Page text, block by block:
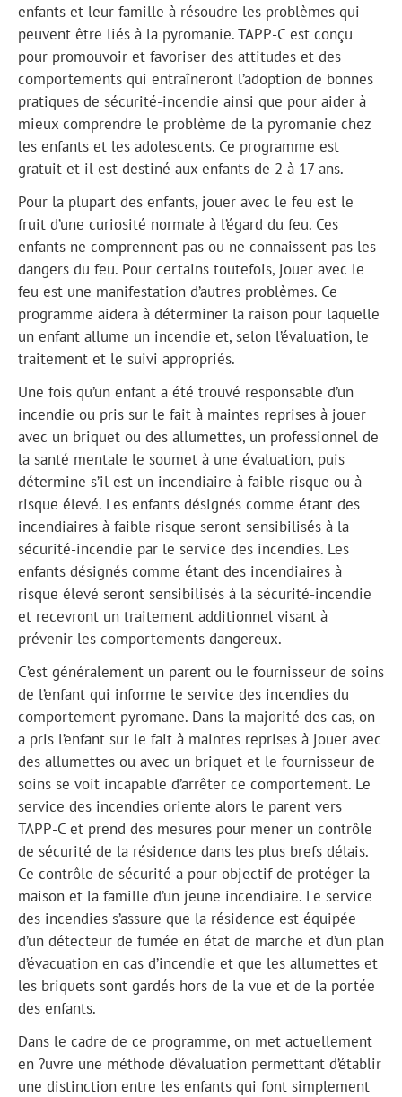
enfants et leur famille à résoudre les problèmes qui
peuvent être liés à la pyromanie. TAPP-C est conçu
pour promouvoir et favoriser des attitudes et des
comportements qui entraîneront l’adoption de bonnes
pratiques de sécurité-incendie ainsi que pour aider à
mieux comprendre le problème de la pyromanie chez
les enfants et les adolescents. Ce programme est
gratuit et il est destiné aux enfants de 2 à 17 ans.
Pour la plupart des enfants, jouer avec le feu est le
fruit d’une curiosité normale à l’égard du feu. Ces
enfants ne comprennent pas ou ne connaissent pas les
dangers du feu. Pour certains toutefois, jouer avec le
feu est une manifestation d’autres problèmes. Ce
programme aidera à déterminer la raison pour laquelle
un enfant allume un incendie et, selon l’évaluation, le
traitement et le suivi appropriés.
Une fois qu’un enfant a été trouvé responsable d’un
incendie ou pris sur le fait à maintes reprises à jouer
avec un briquet ou des allumettes, un professionnel de
la santé mentale le soumet à une évaluation, puis
détermine s’il est un incendiaire à faible risque ou à
risque élevé. Les enfants désignés comme étant des
incendiaires à faible risque seront sensibilisés à la
sécurité-incendie par le service des incendies. Les
enfants désignés comme étant des incendiaires à
risque élevé seront sensibilisés à la sécurité-incendie
et recevront un traitement additionnel visant à
prévenir les comportements dangereux.
C’est généralement un parent ou le fournisseur de soins
de l’enfant qui informe le service des incendies du
comportement pyromane. Dans la majorité des cas, on
a pris l’enfant sur le fait à maintes reprises à jouer avec
des allumettes ou avec un briquet et le fournisseur de
soins se voit incapable d’arrêter ce comportement. Le
service des incendies oriente alors le parent vers
TAPP-C et prend des mesures pour mener un contrôle
de sécurité de la résidence dans les plus brefs délais.
Ce contrôle de sécurité a pour objectif de protéger la
maison et la famille d’un jeune incendiaire. Le service
des incendies s’assure que la résidence est équipée
d’un détecteur de fumée en état de marche et d’un plan
d’évacuation en cas d’incendie et que les allumettes et
les briquets sont gardés hors de la vue et de la portée
des enfants.
Dans le cadre de ce programme, on met actuellement
en ?uvre une méthode d’évaluation permettant d’établir
une distinction entre les enfants qui font simplement